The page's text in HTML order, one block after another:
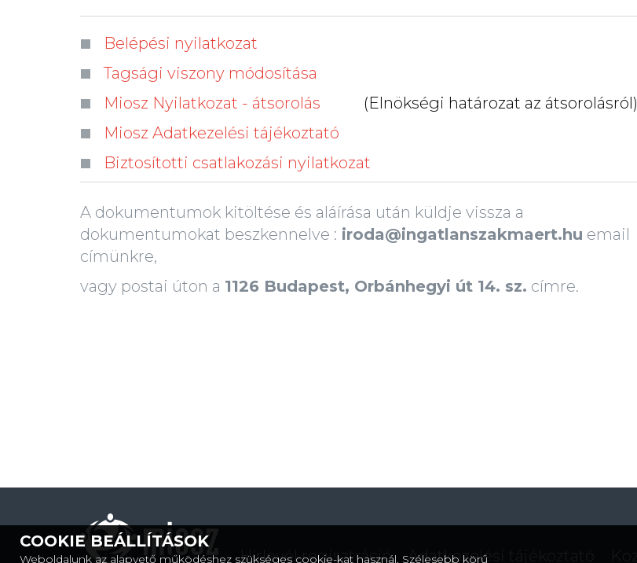
Belépési nyilatkozat
Tagsági viszony módosítása
Miosz Nyilatkozat - átsorolás
(Elnökségi határozat az átsorolásról)
Miosz Adatkezelési tájékoztató
Biztosítotti csatlakozási nyilatkozat
A dokumentumok kitöltése és aláírása után küldje vissza a
dokumentumokat beszkennelve : iroda@ingatlanszakmaert.hu email
címünkre,
vagy postai úton a 1126 Budapest, Orbánhegyi út 14. sz. címre.
Adatkezelési tájékoztató
Hírlevél regisztráció
COOKIE BEÁLLÍTÁSOK
Weboldalunk az alapvető működéshez szükséges cookie-kat használ. Szélesebb körű